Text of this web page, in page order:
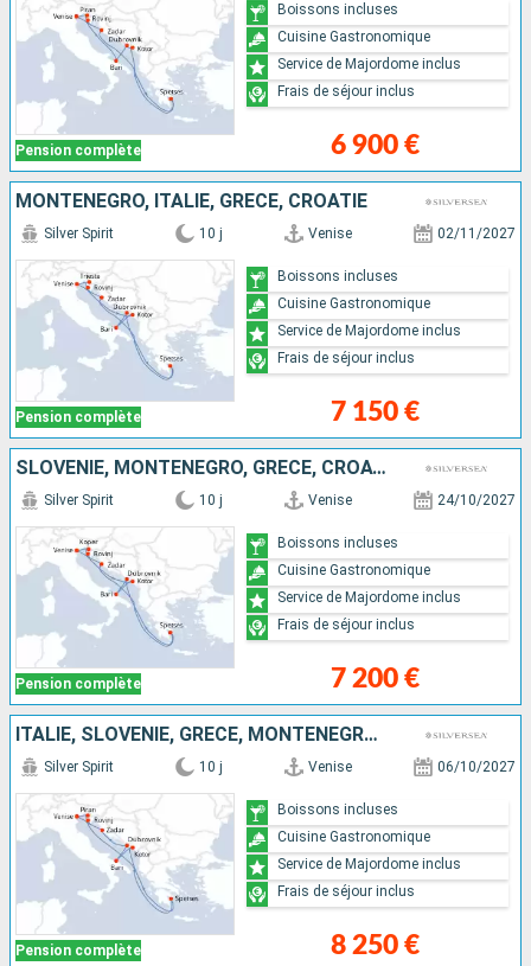
Pension complète 6 900 €
Boissons incluses
Cuisine Gastronomique
Service de Majordome inclus
Frais de séjour inclus
MONTÉNÉGRO, ITALIE, GRÈCE, CROATIE
Pension complète
Silver Spirit 10 j Venise 02/11/2027
7 150 €
Boissons incluses
Cuisine Gastronomique
Service de Majordome inclus
Frais de séjour inclus
SLOVÉNIE, MONTÉNÉGRO, GRÈCE, CROATIE, ITALIE
Pension complète
Silver Spirit 10 j Venise 24/10/2027
7 200 €
Boissons incluses
Cuisine Gastronomique
Service de Majordome inclus
Frais de séjour inclus
ITALIE, SLOVÉNIE, GRÈCE, MONTÉNÉGRO, CROATIE
Pension complète
Silver Spirit 10 j Venise 06/10/2027
8 250 €
Boissons incluses
Cuisine Gastronomique
Service de Majordome inclus
Frais de séjour inclus